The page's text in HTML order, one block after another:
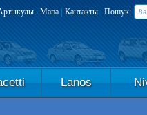
| Мапа | Кантакты | Пошук:
Lanos